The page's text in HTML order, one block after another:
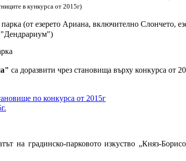
в кункурса от 2015г)
парка (от езерето Ариана, включително Слончето,
"Дендрариум")
са доразвити чрез становища върху конкурса от
по конкурса от 2015г
на градинско-парковото изкуство „Княз-